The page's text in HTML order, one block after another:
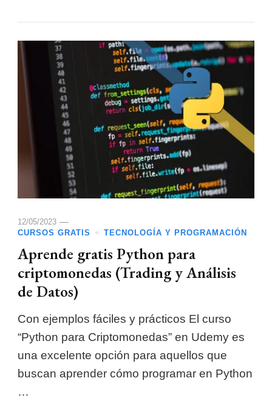
12/05/2023
CURSOS GRATIS
TECNOLOGÍA Y PROGRAMACIÓN
Aprende gratis Python para
criptomonedas (Trading y Análisis
de Datos)
Con ejemplos fáciles y prácticos El curso
“Python para Criptomonedas” en Udemy es
una excelente opción para aquellos que
buscan aprender cómo programar en Python
…